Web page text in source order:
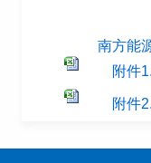
南方能
附件
附件